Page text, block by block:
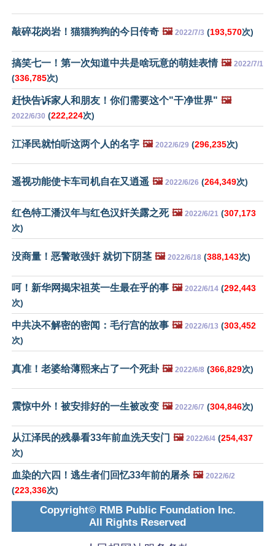
敲碎花岗岩！猫猫狗狗的今日传奇 🖼️ 2022/7/3 (193,570次)
搞笑七一！第一次知道中共是啥玩意的萌娃表情 🖼️ 2022/7/1
(336,785次)
赶快告诉家人和朋友！你们需要这个"干净世界" 🖼️
2022/6/30 (222,224次)
江泽民就怕听这两个人的名字 🖼️ 2022/6/29 (296,235次)
遥视功能使卡车司机自在又逍遥 🖼️ 2022/6/26 (264,349次)
红色特工潘汉年与红色汉奸关露之死 🖼️ 2022/6/21 (307,173
次)
没商量！恶警敢强奸 就切下阴茎 🖼️ 2022/6/18 (388,143次)
呵！新华网揭宋祖英一生最在乎的事 🖼️ 2022/6/14 (292,443
次)
中共决不解密的密闻：毛行宫的故事 🖼️ 2022/6/13 (303,452
次)
真准！老婆给薄熙来占了一个死卦 🖼️ 2022/6/8 (366,829次)
震惊中外！被安排好的一生被改变 🖼️ 2022/6/7 (304,846次)
从江泽民的残暴看33年前血洗天安门 🖼️ 2022/6/4 (254,437
次)
血染的六四！逃生者们回忆33年前的屠杀 🖼️ 2022/6/2
(223,336次)
Copyright© RMB Public Foundation Inc.
All Rights Reserved